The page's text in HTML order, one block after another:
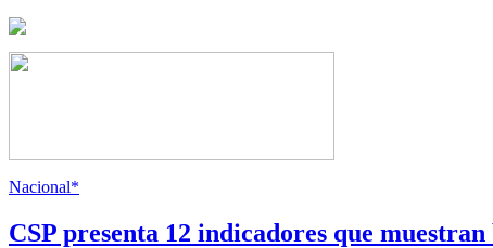
Nacional*
CSP presenta 12 indicadores que